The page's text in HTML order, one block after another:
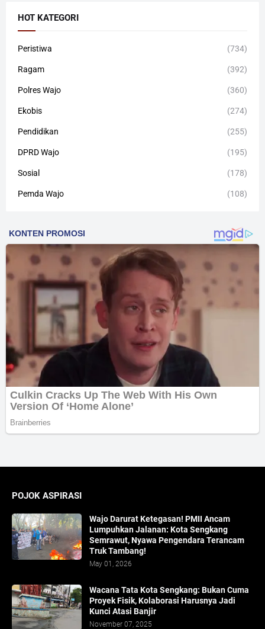
HOT KATEGORI
Peristiwa (734)
Ragam (392)
Polres Wajo (360)
Ekobis (274)
Pendidikan (255)
DPRD Wajo (195)
Sosial (178)
Pemda Wajo (108)
POJOK ASPIRASI
Wajo Darurat Ketegasan! PMII Ancam
Lumpuhkan Jalanan: Kota Sengkang
Semrawut, Nyawa Pengendara Terancam
Truk Tambang!
May 01, 2026
​Wacana Tata Kota Sengkang: Bukan Cuma
Proyek Fisik, Kolaborasi Harusnya Jadi
Kunci Atasi Banjir
November 07, 2025